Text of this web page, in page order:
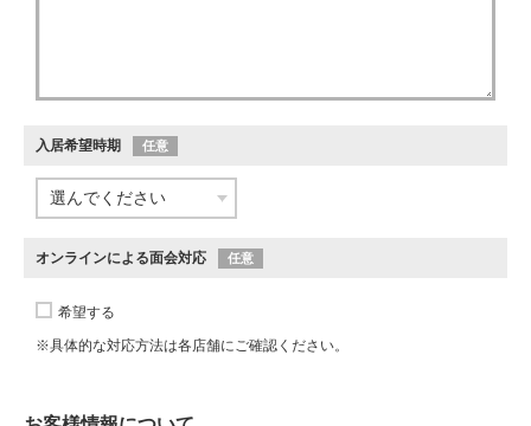
入居希望時期 任意
オンラインによる面会対応 任意
希望する
※具体的な対応方法は各店舗にご確認ください。